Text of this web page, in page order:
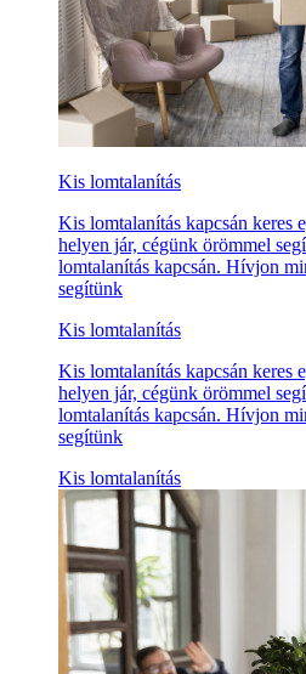
Kis lomtalanítás
Kis lomtalanítás kapcsán keres
helyen jár, cégünk örömmel
lomtalanítás kapcsán. Hívjon
segítünk
Kis lomtalanítás
Kis lomtalanítás kapcsán keres
helyen jár, cégünk örömmel
lomtalanítás kapcsán. Hívjon
segítünk
Kis lomtalanítás